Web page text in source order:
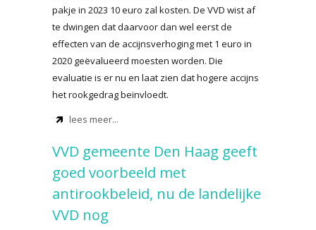
pakje in 2023 10 euro zal kosten. De VVD wist af
te dwingen dat daarvoor dan wel eerst de
effecten van de accijnsverhoging met 1 euro in
2020 geëvalueerd moesten worden. Die
evaluatie is er nu en laat zien dat hogere accijns
het rookgedrag beïnvloedt.
lees meer...
VVD gemeente Den Haag geeft
goed voorbeeld met
antirookbeleid, nu de landelijke
VVD nog